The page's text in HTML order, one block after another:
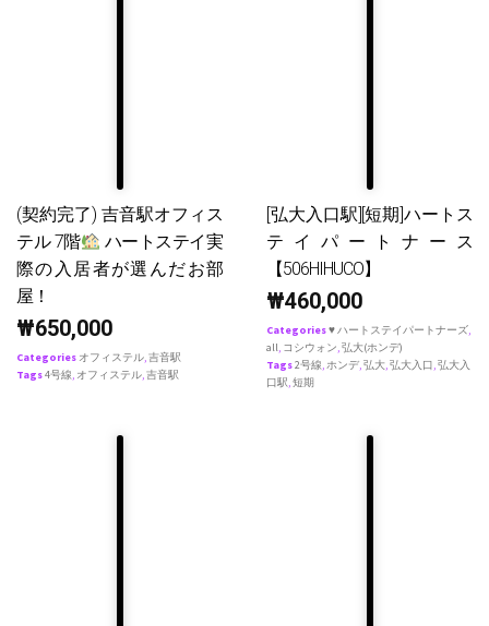
(契約完了) 吉音駅オフィス
テル 7階
ハートステイ実
際の入居者が選んだお部
屋！
₩650,000
Categories オフィステル,吉音駅
Tags4号線, オフィステル,吉音駅
[弘大入口駅][短期]ハートス
テイパートナース
【506HIHUCO】
₩460,000
Categories♥ ハートステイパートナーズ,
all, コシウォン,弘大(ホンデ)
Tags2号線,ホンデ,弘大,弘大入口,弘大入
口駅,短期